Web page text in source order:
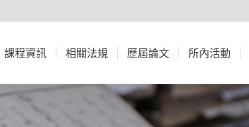
課程資訊 相關法規 歷屆論文 所內活動